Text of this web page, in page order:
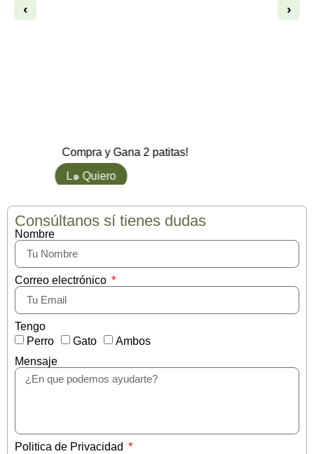
‹
Compra y Gana 2 patitas!
L๑ Quiero
›
Consúltanos sí tienes dudas
Nombre
Correo electrónico
Tengo
Perro
Gato
Ambos
Mensaje
Politica de Privacidad